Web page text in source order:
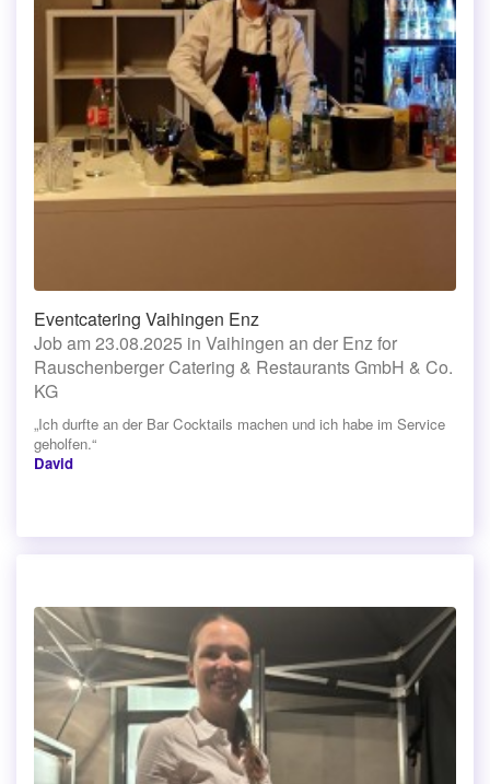
Eventcatering Vaihingen Enz
Job am 23.08.2025 in Vaihingen an der Enz for
Rauschenberger Catering & Restaurants GmbH & Co.
KG
„Ich durfte an der Bar Cocktails machen und ich habe im Service
geholfen.“
David